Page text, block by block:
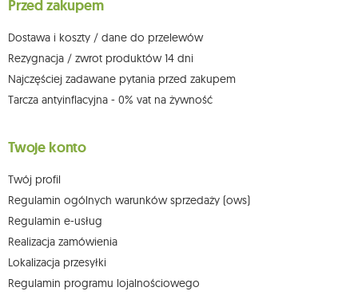
którego dokonano na podstawie zgody przed jej cofnięciem. W tym celu
możesz kontaktować się z działem obsługi klienta Mouton Interactive pod
Więcej informacji: www.mouton.pl/ODO
Przed zakupem
Dostawa i koszty / dane do przelewów
Rezygnacja / zwrot produktów 14 dni
Najczęściej zadawane pytania przed zakupem
Tarcza antyinflacyjna - 0% vat na żywność
Twoje konto
Twój profil
Regulamin ogólnych warunków sprzedaży (ows)
Regulamin e-usług
Realizacja zamówienia
Lokalizacja przesyłki
Regulamin programu lojalnościowego